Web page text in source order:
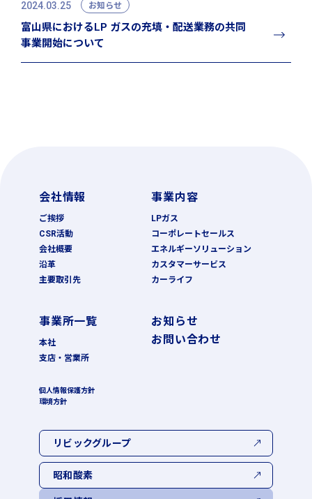
2024.03.25 お知らせ
富山県におけるLP ガスの充填・配送業務の共同
事業開始について
会社情報
ご挨拶
CSR活動
会社概要
沿革
主要取引先
事業内容
LPガス
コーポレートセールス
エネルギーソリューション
カスタマーサービス
カーライフ
事業所一覧
本社
支店・営業所
お知らせ
お問い合わせ
個人情報保護方針
環境方針
リビックグループ
昭和酸素